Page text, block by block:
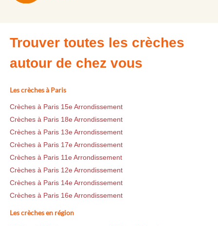
Trouver toutes les crèches
autour de chez vous
Les crèches à Paris
Crèches à Paris 15e Arrondissement
Crèches à Paris 18e Arrondissement
Crèches à Paris 13e Arrondissement
Crèches à Paris 17e Arrondissement
Crèches à Paris 11e Arrondissement
Crèches à Paris 12e Arrondissement
Crèches à Paris 14e Arrondissement
Crèches à Paris 16e Arrondissement
Les crèches en région